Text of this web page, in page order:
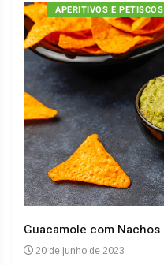
APERITIVOS E PETISCOS
Guacamole com Nachos
20 de junho de 2023